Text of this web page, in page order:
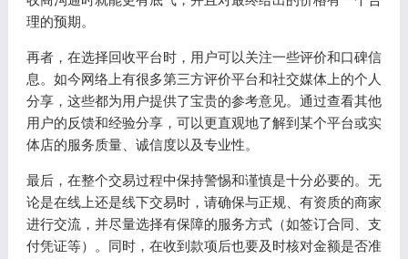
理的预期。
再者，在选择回收平台时，用户可以关注一些评价和口碑信
息。如今网络上有很多第三方评价平台和社交媒体上的个人
分享，这些都为用户提供了宝贵的参考意见。通过查看其他
用户的反馈和经验分享，可以更直观地了解到某个平台或实
体店的服务质量、诚信度以及专业性。
最后，在整个交易过程中保持警惕和谨慎是十分必要的。无
论是在线上还是线下交易时，请确保与正规、有资质的商家
进行交流，并尽量选择有保障的服务方式（如签订合同、支
付凭证等）。同时，在收到款项后也要及时核对金额是否准